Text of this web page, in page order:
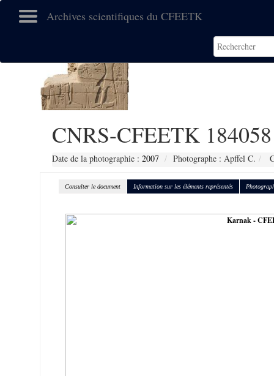
Archives scientifiques du CFEETK
CNRS-CFEETK 184058
Date de la photographie : 2007 Photographe : Apffel C.
Consulter le document Information sur les éléments représentés